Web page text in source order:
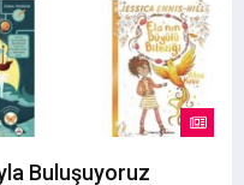
Buluşuyoruz